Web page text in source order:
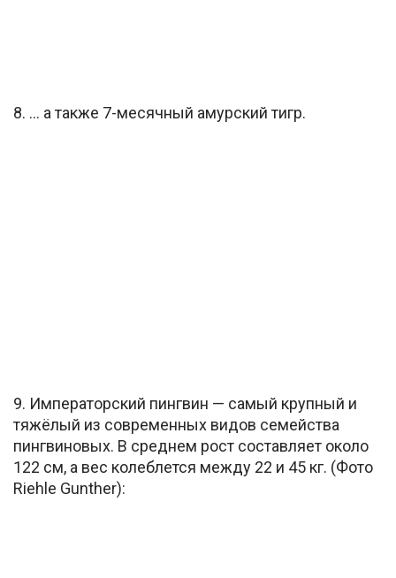
8. … а также 7-месячный амурский тигр.
9. Императорский пингвин — самый крупный и
тяжёлый из современных видов семейства
пингвиновых. В среднем рост составляет около
122 см, а вес колеблется между 22 и 45 кг. (Фото
Riehle Gunther):